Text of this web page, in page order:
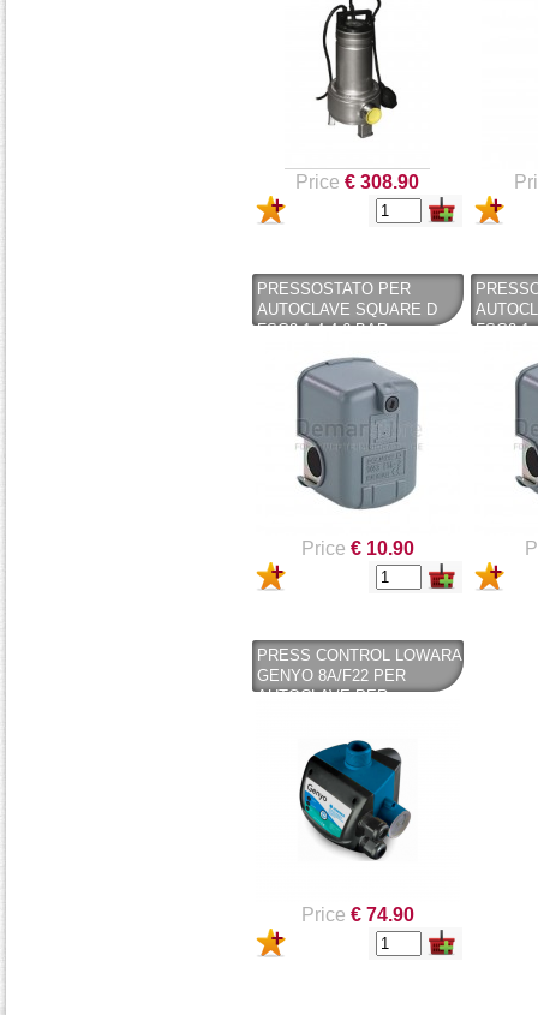
Price € 308.90
PRESSOSTATO PER
AUTOCLAVE SQUARE D
FSG2 1,4-4,6 BAR
Price € 10.90
FSG2
PRESS CONTROL LOWARA
GENYO 8A/F22 PER
AUTOCLAVE PER
ELETTROPOMPE -
LOWARA
Price € 74.90